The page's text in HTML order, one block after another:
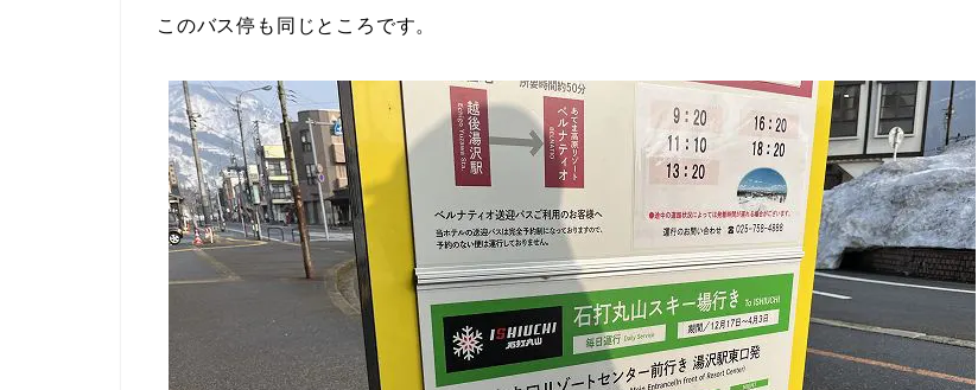
このバス停も同じところです。